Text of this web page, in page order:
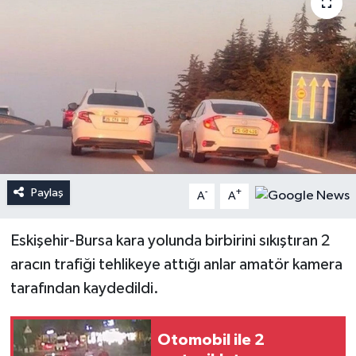
Paylaş A- A+
Eskişehir-Bursa kara yolunda birbirini sıkıştıran 2
aracın trafiği tehlikeye attığı anlar amatör kamera
tarafından kaydedildi.
Otomobil ile 2